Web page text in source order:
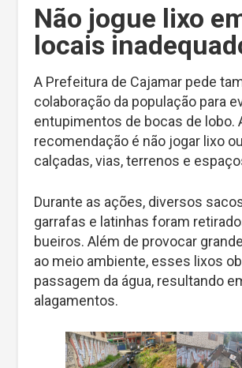
Não jogue lixo
locais
A Prefeitura de Cajamar pede
colaboração da população para
entupimentos de bocas de lobo.
recomendação é não jogar lixo
calçadas, vias, terrenos e
Durante as ações, diversos
garrafas e latinhas foram
bueiros. Além de provocar
ao meio ambiente, esses lixos
passagem da água, resultando
alagamentos.